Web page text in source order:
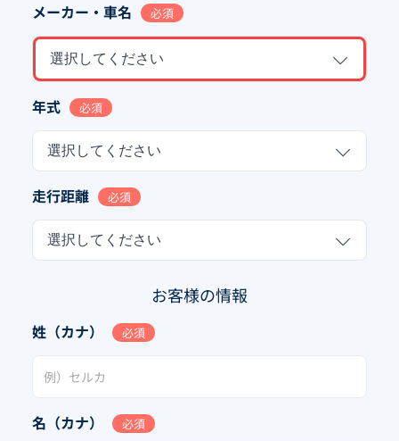
メーカー・車名 必須
選択してください
年式 必須
選択してください
走行距離 必須
選択してください
お客様の情報
姓（カナ） 必須
名（カナ） 必須